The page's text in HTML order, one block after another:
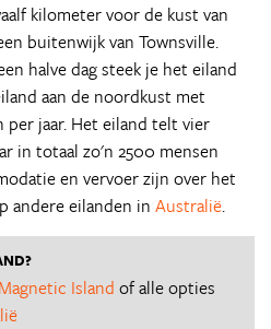
kilometer voor de kust van
buitenwijk van Townsville.
halve dag steek je het eiland
aan de noordkust met
jaar. Het eiland telt vier
in totaal zo'n 2500 mensen
en vervoer zijn over het
andere eilanden in Australië.
Island of alle opties